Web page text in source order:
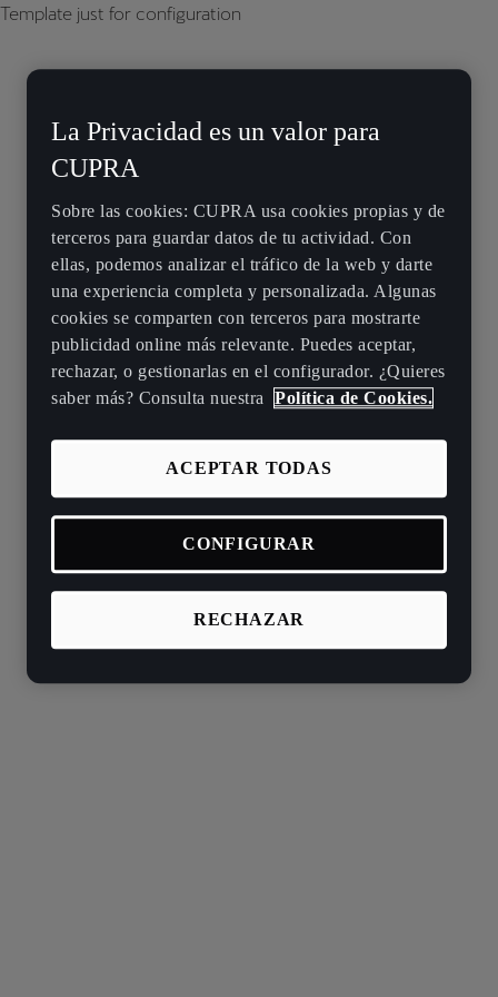
Template just for configuration
La Privacidad es un valor para
CUPRA
Sobre las cookies: CUPRA usa cookies propias y de
terceros para guardar datos de tu actividad. Con
ellas, podemos analizar el tráfico de la web y darte
una experiencia completa y personalizada. Algunas
cookies se comparten con terceros para mostrarte
publicidad online más relevante. Puedes aceptar,
rechazar, o gestionarlas en el configurador. ¿Quieres
saber más? Consulta nuestra Política de Cookies.
RECHAZAR
ACEPTAR TODAS
CONFIGURAR